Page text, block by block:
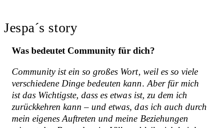
Jespa´s story
Was bedeutet Community für dich?
Community ist ein so großes Wort, weil es so viele
verschiedene Dinge bedeuten kann. Aber für mich
ist das Wichtigste, dass es etwas ist, zu dem ich
zurückkehren kann – und etwas, das ich auch durch
mein eigenes Auftreten und meine Beziehungen